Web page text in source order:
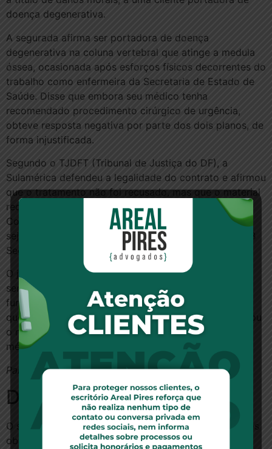
doença degenerativa.
A segurada afirma ser portadora de doença
degenerativa na coluna vertebral que atinge a medula
óssea, ocasionada após esforços físicos decorrentes do
trabalho como enfermeira da Secretaria de Estado de
Saúde. Disse que embora seu médico tenha
recomendado procedimento cirúrgico de urgência,
obteve resposta negativa por parte dos dois planos, de
forma injustificada.
Segundo o TJDFT (Tribunal de Justiça do DF), a
Sulamérica defendeu a legalidade do contrato e afirmou
que o tratamento não foi recusado, mas que o material
requerido seria desnecessário para o procedimento.
Contestou os danos morais pleiteados e pediu que
sejam fixados de forma razoável e proporcional. O BB
Seguro argumentou o mesmo que a Sulamérica.
O juiz da 14ª Vara Cível de Brasília afirmou em sua
sentença que o direito à saúde é um direito
fundamental assegurado pela Constituição Federal. E
que não cabe à operadora avaliar qual o tratamento ou
o material mais adequado, cabendo tal atribuição ao
médico assistente.
Para ler esta notícia no site R7,clique aqui
Deixe um comentário
O seu endereço de e-mail não será publicado.
obrigatórios são marcados com*